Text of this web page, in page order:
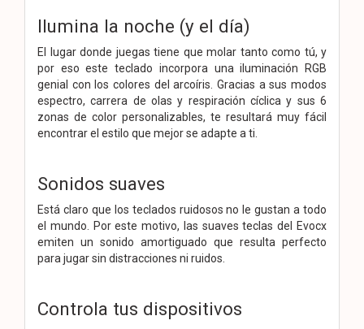
Ilumina la noche (y el día)
El lugar donde juegas tiene que molar tanto como tú, y
por eso este teclado incorpora una iluminación RGB
genial con los colores del arcoíris. Gracias a sus modos
espectro, carrera de olas y respiración cíclica y sus 6
zonas de color personalizables, te resultará muy fácil
encontrar el estilo que mejor se adapte a ti.
Sonidos suaves
Está claro que los teclados ruidosos no le gustan a todo
el mundo. Por este motivo, las suaves teclas del Evocx
emiten un sonido amortiguado que resulta perfecto
para jugar sin distracciones ni ruidos.
Controla tus dispositivos